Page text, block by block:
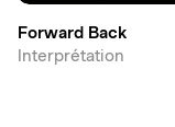
Forward Back
Interprétation